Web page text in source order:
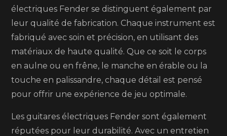
électriques Fender se distinguent également par
leur qualité de fabrication. Chaque instrument est
fabriqué avec soin et précision, en utilisant des
matériaux de haute qualité. Que ce soit le corps
en aulne ou en frêne, le manche en érable ou la
touche en palissandre, chaque détail est pensé
pour offrir une expérience de jeu optimale.
Les guitares électriques Fender sont également
réputées pour leur durabilité. Avec un entretien